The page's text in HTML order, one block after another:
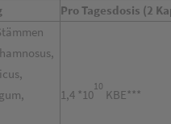
Pro Tagesdosis (2
1,4 *10
10
KBE***